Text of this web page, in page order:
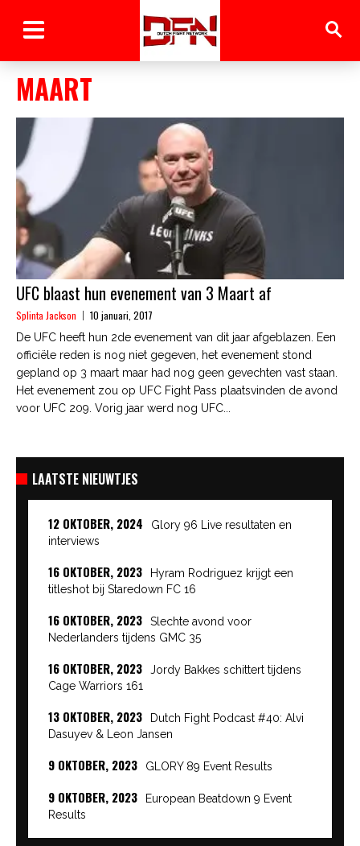
MAART
UFC blaast hun evenement van 3 Maart af
Splinta Jackson 10 januari, 2017
De UFC heeft hun 2de evenement van dit jaar afgeblazen. Een
officiële reden is nog niet gegeven, het evenement stond
gepland op 3 maart maar had nog geen gevechten vast staan.
Het evenement zou op UFC Fight Pass plaatsvinden de avond
voor UFC 209. Vorig jaar werd nog UFC...
LAATSTE NIEUWTJES
12 OKTOBER, 2024
Glory 96 Live resultaten en
interviews
16 OKTOBER, 2023
Hyram Rodriguez krijgt een
titleshot bij Staredown FC 16
16 OKTOBER, 2023
Slechte avond voor
Nederlanders tijdens GMC 35
16 OKTOBER, 2023
Jordy Bakkes schittert tijdens
Cage Warriors 161
13 OKTOBER, 2023
Dutch Fight Podcast #40: Alvi
Dasuyev & Leon Jansen
9 OKTOBER, 2023 GLORY 89 Event Results
9 OKTOBER, 2023
European Beatdown 9 Event
Results